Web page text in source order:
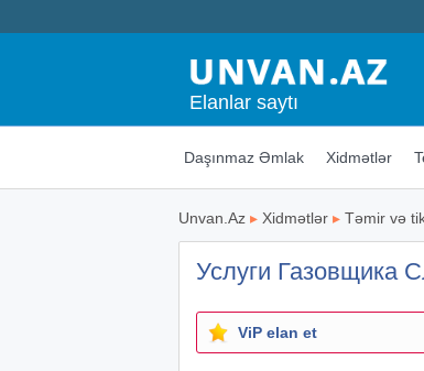
Elanlar saytı
Daşınmaz Əmlak Xidmətlər
Unvan.Az ▸ Xidmətlər ▸ Təmir və
Услуги Газовщика
ViP elan et